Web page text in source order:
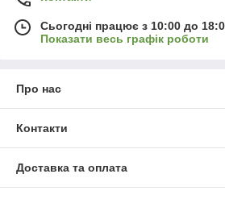
Сьогодні працює з 10:00 до
Показати весь графік роботи
Про нас
Контакти
Доставка та оплата